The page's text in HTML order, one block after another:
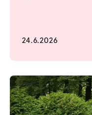
Julkaistu
24.6.2026